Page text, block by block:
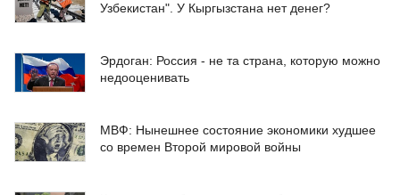
Узбекистан". У Кыргызстана нет денег?
Эрдоган: Россия - не та страна, которую можно
недооценивать
МВФ: Нынешнее состояние экономики худшее
со времен Второй мировой войны